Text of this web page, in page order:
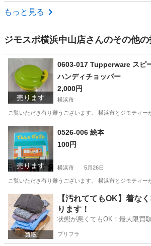
神奈川 秦野市
もっと見る
ジモスポ横浜中山店さんのその他の
売ります
0603-017 Tupperware スピ
ハンディチョッパー
2,000円
横浜市
ご覧いただき有り難うございます。 横浜市とジモティ
神奈川 横浜市 調理器具
売ります
0526-006 絵本
100円
横浜市 5月26日
ご覧いただき有り難うございます。 横浜市とジモティ
神奈川 横浜市 絵本 リユース
【汚れててもOK】着な
ります！
状態が悪くてもOK！最大限買
プリフラ